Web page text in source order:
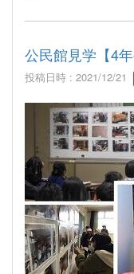
公民館見学【4年
投稿日時 : 2021/12/21